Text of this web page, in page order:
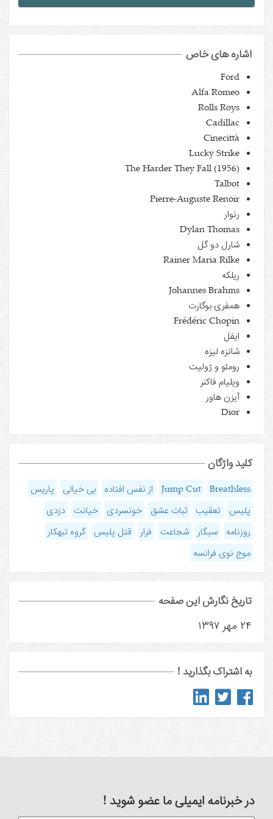
اشاره های خاص
Ford
Alfa Romeo
Rolls Roys
Cadillac
Cinecittà
Lucky Strike
The Harder They Fall (1956)
Talbot
Pierre-Auguste Renoir
رنوار
Dylan Thomas
شارل دو گل
Rainer Maria Rilke
ریلکه
Johannes Brahms
همفری بوگارت
Frédéric Chopin
ایفل
شانزه لیزه
رومئو و ژولیت
ویلیام فاکنر
آیزن هاور
Dior
کلید واژگان
Breathless
Jump Cut از نفس افتاده بی خیالی
پاریس
پلیس
تعقیب ثبات عشق خونسردی خیانت
دزدی
روزنامه
سیگار شجاعت فرار قتل پلیس
گروه تبهکار
موج نوی فرانسه
تاریخ نگارش این صفحه
۲۴ مهر ۱۳۹۷
به اشتراک بگذارید !
در خبرنامه ایمیلی ما عضو شوید !